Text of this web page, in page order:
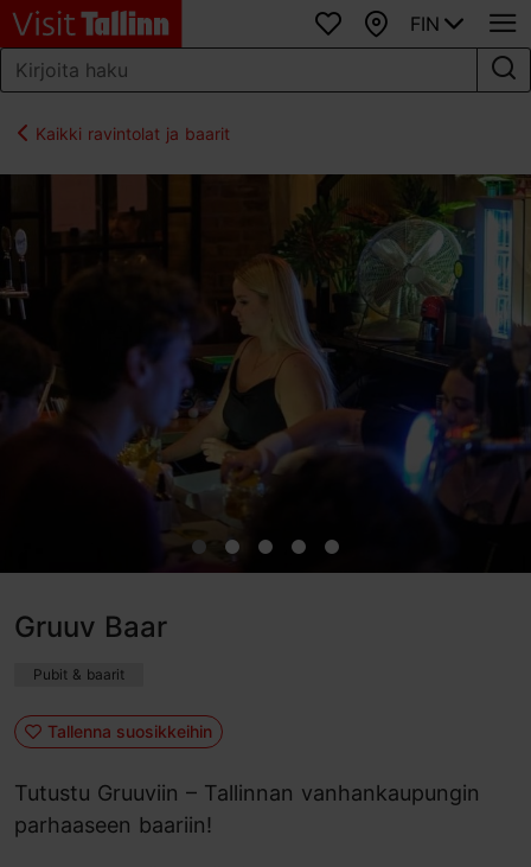
SuosikitKartta
FIN
Kaikki ravintolat ja baarit
Gruuv Baar
Pubit & baarit
Tallenna suosikkeihin
Tutustu Gruuviin – Tallinnan vanhankaupungin
parhaaseen baariin!